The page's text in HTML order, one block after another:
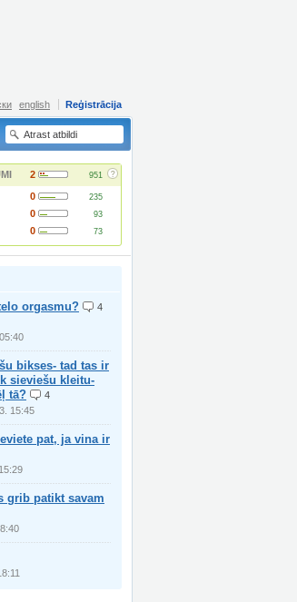
Reģistrācija
english
2 951 ?
0 235
0 93
0 73
orgasmu?
4
bikses- tad tas ir
sieviešu kleitu-
tā?
4
15:45
pat, ja vina ir
grib patikt savam